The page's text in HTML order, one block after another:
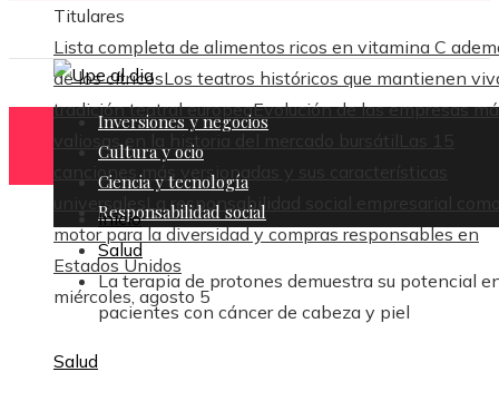
Titulares
Lista completa de alimentos ricos en vitamina C
de los cítricosLos teatros históricos que mantienen
tradición teatral europeaEvolución de las empresas
valiosas en la historia del mercado bursátil Las 15
canciones más versionadas y sus características
universales
La responsabilidad social empresarial
motor para la diversidad y compras responsables en
Estados Unidos
miércoles, agosto 5
Inversiones y negocios
Cultura y ocio
Ciencia y tecnología
Responsabilidad social
Inicio
Salud
La terapia de protones demuestra su potencial
pacientes con cáncer de cabeza y piel
Salud